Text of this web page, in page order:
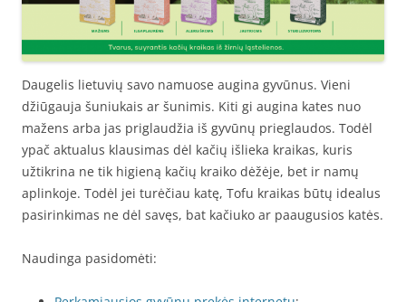
Daugelis lietuvių savo namuose augina gyvūnus. Vieni
džiūgauja šuniukais ar šunimis. Kiti gi augina kates nuo
mažens arba jas priglaudžia iš gyvūnų prieglaudos. Todėl
ypač aktualus klausimas dėl kačių išlieka kraikas, kuris
užtikrina ne tik higieną kačių kraiko dėžėje, bet ir namų
aplinkoje. Todėl jei turėčiau katę, Tofu kraikas būtų idealus
pasirinkimas ne dėl savęs, bat kačiuko ar paaugusios katės.
Naudinga pasidomėti: